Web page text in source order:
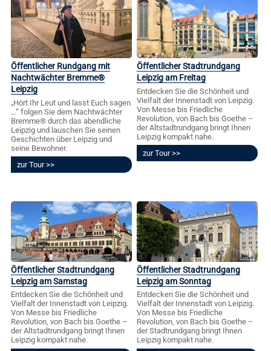
Öffentlicher Rundgang mit
Nachtwächter Bremme®
Leipzig
„Hört Ihr Leut und lasst Euch sagen
…“ folgen Sie dem Nachtwächter
Bremme® durch das abendliche
Leipzig und lauschen Sie seinen
Geschichten über Leipzig und
seine Bewohner.
zur Tour
Öffentlicher Stadtrundgang
Leipzig am Freitag
Entdecken Sie die Schönheit und
Vielfalt der Innenstadt von Leipzig.
Von Messe bis Friedliche
Revolution, von Bach bis Goethe –
der Altstadtrundgang bringt Ihnen
Leipzig kompakt nahe.
zur Tour
Öffentlicher Stadtrundgang
Leipzig am Samstag
Entdecken Sie die Schönheit und
Vielfalt der Innenstadt von Leipzig.
Von Messe bis Friedliche
Revolution, von Bach bis Goethe –
der Altstadtrundgang bringt Ihnen
Leipzig kompakt nahe.
Öffentlicher Stadtrundgang
Leipzig am Sonntag
Entdecken Sie die Schönheit und
Vielfalt der Innenstadt von Leipzig.
Von Messe bis Friedliche
Revolution, von Bach bis Goethe –
der Stadtrundgang bringt Ihnen
Leipzig kompakt nahe.